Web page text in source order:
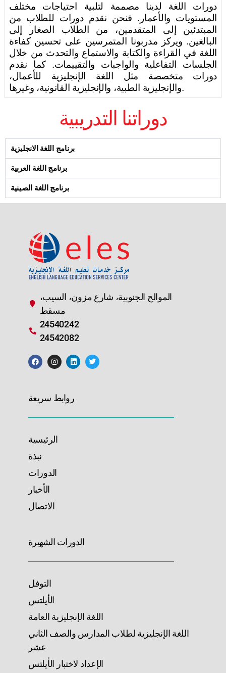
دورات اللغة لدينا مصممة لتلبية احتياجات مختلف
المستويات والأعمار. فنحن نقدم دورات للطلاب من
المبتدئين إلى المتقدمين، من الطلاب الصغار إلى
البالغين. ويركز مدربونا المتمرسين على تحسين كفاءة
اللغة في القراءة والكتابة والاستماع والتحدث من خلال
الجلسات التفاعلية والواجبات والتقييمات. كما نقدم
دورات متخصصة مثل اللغة الإنجليزية للأعمال،
والإنجليزية الطبية، والإنجليزية القانونية، وغيرها.
دوراتنا التدريبية
برنامج اللغة الانجليزية
برنامج اللغة العربية
برنامج اللغة الصينية
الموالح الجنوبية، شارع مزون، السيب،
مسقط
24540242
24542082
روابط سريعة
الرئيسية
نبذة
الدورات
الأخبار
الاتصال
الدورات الشهيرة
التوفل
الأيلتس
اللغة الإنجليزية العامة
اللغة الإنجليزية لطلاب المدارس والصف الثاني
عشر
الإعداد لاختبار الأيلتس